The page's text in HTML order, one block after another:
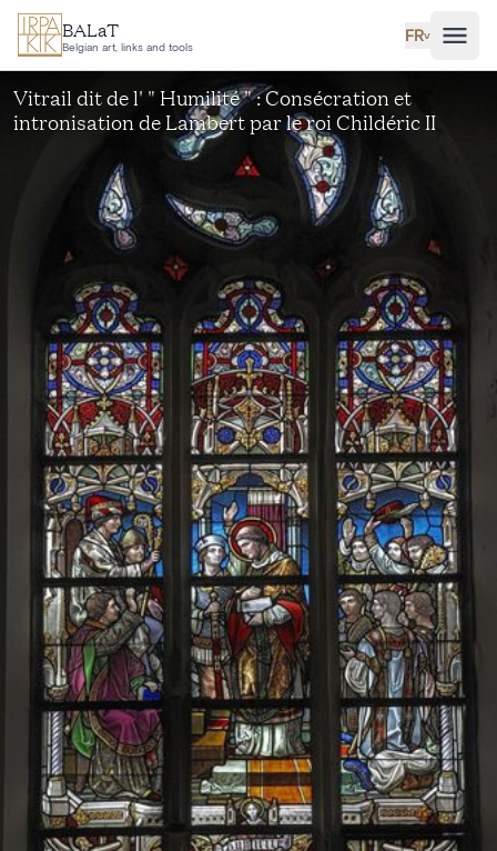
Aller au contenu principal
BALaT
Belgian art, links and tools
FR˅
Vitrail dit de l' " Humilité " : Consécration et
intronisation de Lambert par le roi Childéric II